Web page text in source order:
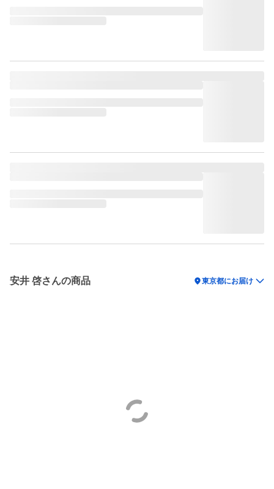
安井 啓さんの商品 location_on東京都にお届け